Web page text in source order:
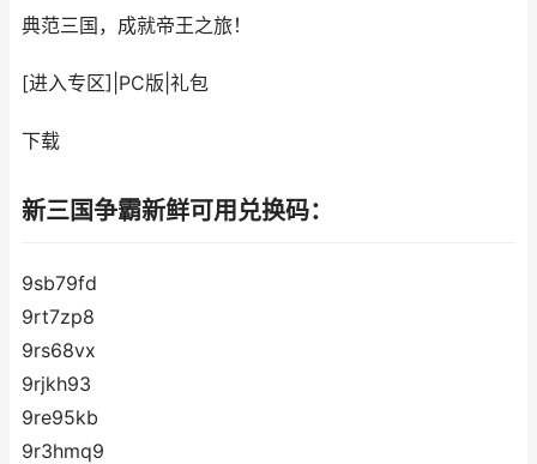
典范三国，成就帝王之旅！
[进入专区] PC版 礼包
下载
新三国争霸新鲜可用兑换码：
9sb79fd
9rt7zp8
9rs68vx
9rjkh93
9re95kb
9r3hmq9